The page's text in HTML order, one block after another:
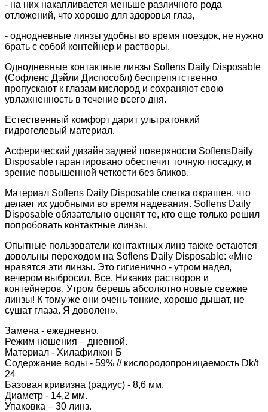
- на них накапливается меньше различного рода
отложений, что хорошо для здоровья глаз,
- однодневные линзы удобны во время поездок, не нужно
брать с собой контейнер и растворы.
Однодневные контактные линзы Soflens Daily Disposable
(Софленс Дэйли Диспособл) беспрепятственно
пропускают к глазам кислород и сохраняют свою
увлажненность в течение всего дня.
Естественный комфорт дарит ультратонкий
гидрогелевый материал.
Асферический дизайн задней поверхности SoflensDaily
Disposable гарантировано обеспечит точную посадку, и
зрение повышенной четкости без бликов.
Материал Soflens Daily Disposable слегка окрашен, что
делает их удобными во время надевания. Soflens Daily
Disposable обязательно оценят те, кто еще только решил
попробовать контактные линзы.
Опытные пользователи контактных линз также остаются
довольны переходом на Soflens Daily Disposable: «Мне
нравятся эти линзы. Это гигиенично - утром надел,
вечером выбросил. Все. Никаких растворов и
контейнеров. Утром берешь абсолютно новые свежие
линзы! К тому же они очень тонкие, хорошо дышат, не
сушат глаза. Я доволен».
Замена - ежедневно.
Режим ношения – дневной.
Материал - Хилафилкон Б
Содержание воды - 59% // кислородопроницаемость Dk/t
24
Базовая кривизна (радиус) - 8,6 мм.
Диаметр - 14,2 мм.
Упаковка – 30 линз.